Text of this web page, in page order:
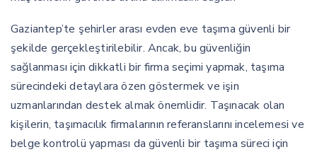
Gaziantep’te şehirler arası evden eve taşıma güvenli bir
şekilde gerçekleştirilebilir. Ancak, bu güvenliğin
sağlanması için dikkatli bir firma seçimi yapmak, taşıma
sürecindeki detaylara özen göstermek ve işin
uzmanlarından destek almak önemlidir. Taşınacak olan
kişilerin, taşımacılık firmalarının referanslarını incelemesi ve
belge kontrolü yapması da güvenli bir taşıma süreci için